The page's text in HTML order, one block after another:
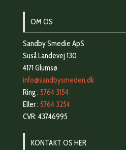
OM OS
Sandby Smedie ApS
Suså Landevej 130
4171 Glumsø
info@sandbysmeden.dk
Ring : 5764 3154
Eller : 5764 3254
CVR: 43746995
KONTAKT OS HER